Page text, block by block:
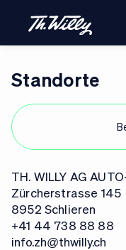
Standorte
TH. WILLY AG
Zürcherstrasse 145
8952 Schlieren
+41 44 738 88 88
info.zh@thwilly.ch